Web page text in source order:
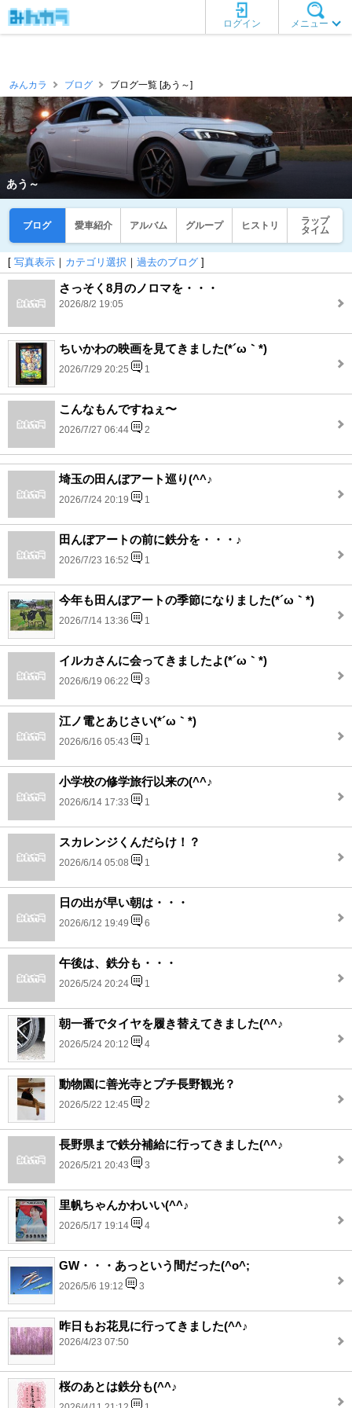
メニュー
ログイン
みんカラ ブログ ブログ一覧 [あう～]
あう～
ブログ 愛車紹介 アルバム グループ ヒストリ
ラップ
タイム
[ 写真表示 ｜ カテゴリ選択 ｜ 過去のブログ ]
さっそく8月のノロマを・・・
2026/8/2 19:05
ちいかわの映画を見てきました(*´ω｀*)
2026/7/29 20:25 1
こんなもんですねぇ〜
2026/7/27 06:44 2
埼玉の田んぼアート巡り(^^♪
2026/7/24 20:19 1
田んぼアートの前に鉄分を・・・♪
2026/7/23 16:52 1
今年も田んぼアートの季節になりました(*´ω｀*)
2026/7/14 13:36 1
イルカさんに会ってきましたよ(*´ω｀*)
2026/6/19 06:22 3
江ノ電とあじさい(*´ω｀*)
2026/6/16 05:43 1
小学校の修学旅行以来の(^^♪
2026/6/14 17:33 1
スカレンジくんだらけ！？
2026/6/14 05:08 1
日の出が早い朝は・・・
2026/6/12 19:49 6
午後は、鉄分も・・・
2026/5/24 20:24 1
朝一番でタイヤを履き替えてきました(^^♪
2026/5/24 20:12 4
動物園に善光寺とプチ長野観光？
2026/5/22 12:45 2
長野県まで鉄分補給に行ってきました(^^♪
2026/5/21 20:43 3
里帆ちゃんかわいい(^^♪
2026/5/17 19:14 4
GW・・・あっという間だった(^o^;
2026/5/6 19:12 3
昨日もお花見に行ってきました(^^♪
2026/4/23 07:50
桜のあとは鉄分も(^^♪